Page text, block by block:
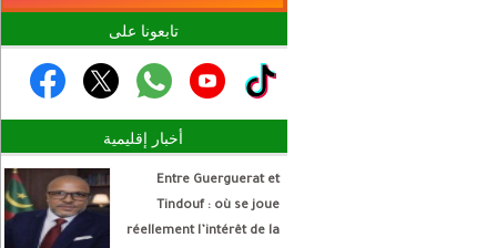
تابعونا على
أخبار إقليمية
Entre Guerguerat et
Tindouf : où se joue
réellement l’intérêt de la